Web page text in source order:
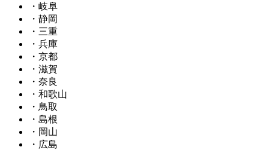
・岐阜
・静岡
・三重
・兵庫
・京都
・滋賀
・奈良
・和歌山
・鳥取
・島根
・岡山
・広島